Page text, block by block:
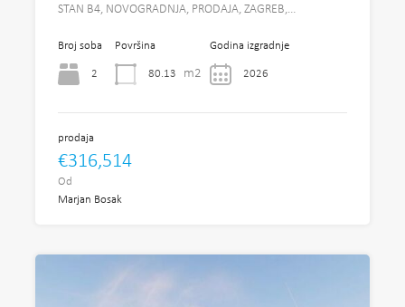
STAN B4, NOVOGRADNJA, PRODAJA, ZAGREB,…
Broj soba
2
Površina
80.13 m2
Godina izgradnje
2026
prodaja
€316,514
Od
Marjan Bosak